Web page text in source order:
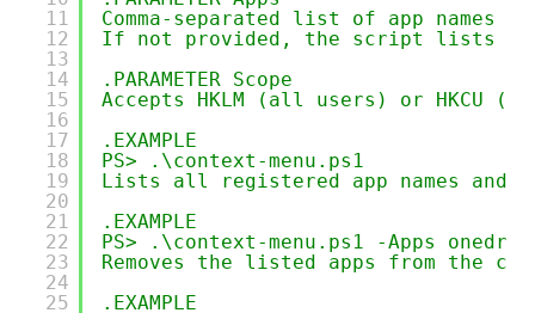
11
12
13
14
15
16
17
18
19
20
21
22
23
24
25
Comma-separated list of app names
If not provided, the script lists all
.PARAMETER Scope
Accepts HKLM (all users) or HKCU
.EXAMPLE
PS> .\context-menu.ps1
Lists all registered app names and
.EXAMPLE
PS> .\context-menu.ps1 -Apps
Removes the listed apps from the
.EXAMPLE